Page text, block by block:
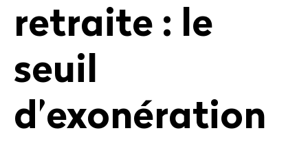
retraite : le
seuil
d’exonération